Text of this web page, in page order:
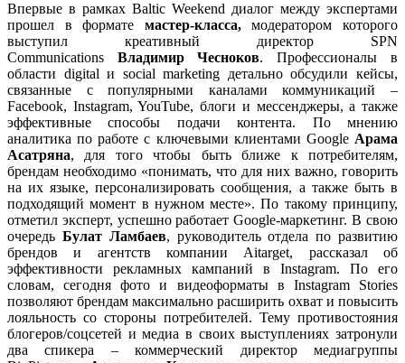
Впервые в рамках Baltic Weekend диалог между экспертами
прошел в формате мастер-класса,модератором которого
выступил креативный директор SPN
Communications Владимир Чесноков. Профессионалы в
области digital и social marketing детально обсудили кейсы,
связанные с популярными каналами коммуникаций –
Facebook, Instagram, YouTube, блоги и мессенджеры, а также
эффективные способы подачи контента. По мнению
аналитика по работе с ключевыми клиентами Google Арама
Асатряна, для того чтобы быть ближе к потребителям,
брендам необходимо «понимать, что для них важно, говорить
на их языке, персонализировать сообщения, а также быть в
подходящий момент в нужном месте». По такому принципу,
отметил эксперт, успешно работает Google-маркетинг. В свою
очередь Булат Ламбаев, руководитель отдела по развитию
брендов и агентств компании Aitarget, рассказал об
эффективности рекламных кампаний в Instagram. По его
словам, сегодня фото и видеоформаты в Instagram Stories
позволяют брендам максимально расширить охват и повысить
лояльность со стороны потребителей. Тему противостояния
блогеров/соцсетей и медиа в своих выступлениях затронули
два спикера – коммерческий директор медиагруппы